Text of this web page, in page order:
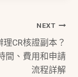
NEXT
理CR核證副本？
間、費用和申請
流程詳解